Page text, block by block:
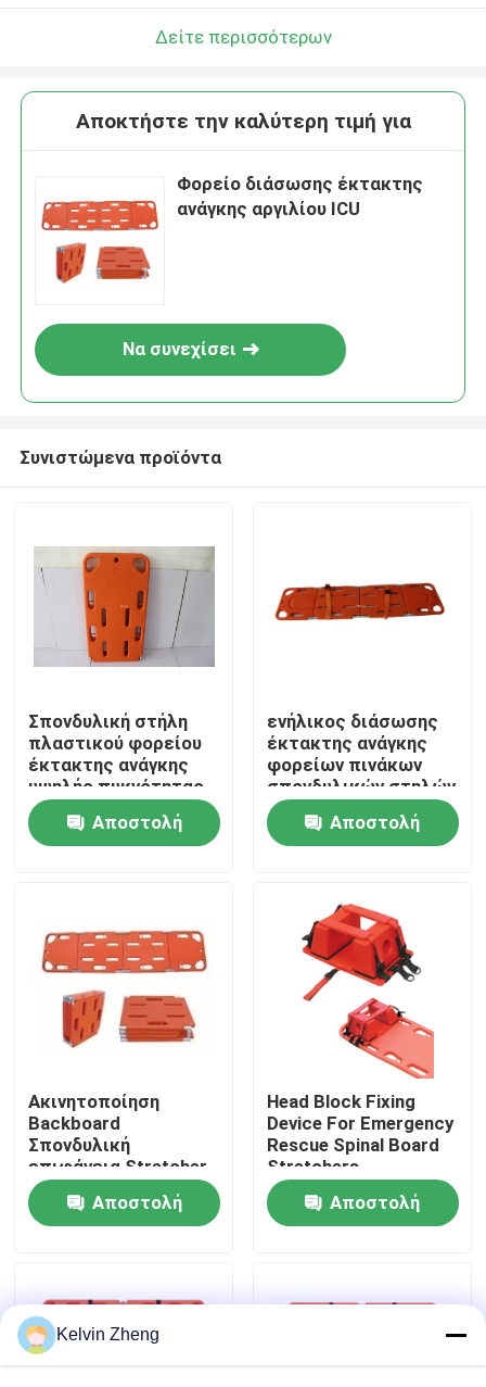
Σπίτι
Προϊόντα
Σχετικά με εμάς
Επισκέψεις στο εργοστάσιο
Έλεγχος ποιότητας
Επικοινωνήστε μαζί μας
Υποθέσεις
Δείτε περισσότερων
Αποκτήστε την καλύτερη τιμή για
Φορείο διάσωσης έκτακτης
ανάγκης αργιλίου ICU
Να συνεχίσει
Συνιστώμενα προϊόντα
Σπονδυλική στήλη
πλαστικού φορείου
έκτακτης ανάγκης
υψηλής πυκνότητας
με διείσδυση
ακτίνων Χ και ΤΜ
Αποστολή
ενήλικος διάσωσης
έκτακτης ανάγκης
φορείων πινάκων
σπονδυλικών στηλών
φορείων εκκένωσης
έκτακτης ανάγκης
20in
Αποστολή
Ακινητοποίηση
Backboard
Σπονδυλική
επιφάνεια Stretcher
Μεταφορά ασθενούς
με Head Immobilizer
Αποστολή
Head Block Fixing
Device For Emergency
Rescue Spinal Board
Stretchers
Αποστολή
Kelvin Zheng